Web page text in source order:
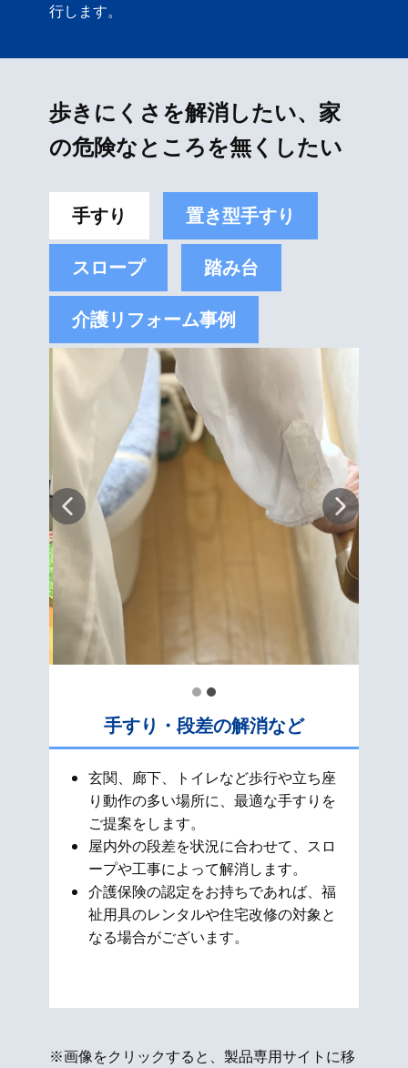
行します。
歩きにくさを解消したい、家
の危険なところを無くしたい
手すり 置き型手すり
スロープ 踏み台
介護リフォーム事例
手すり・段差の解消など
玄関、廊下、トイレなど歩行や立ち座
り動作の多い場所に、最適な手すりを
ご提案をします。
屋内外の段差を状況に合わせて、スロ
ープや工事によって解消します。
介護保険の認定をお持ちであれば、福
祉用具のレンタルや住宅改修の対象と
なる場合がございます。
※画像をクリックすると、製品専用サイトに移